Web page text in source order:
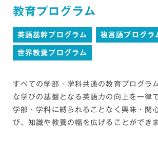
教育プログラム
英語基幹プログラム 複言語プログラ
世界教養プログラム
すべての学部・学科共通の教育プログラ
な学びの基盤となる英語力の向上を一律
学部・学科に縛られることなく興味・関
び、知識や教養の幅を広げることができ